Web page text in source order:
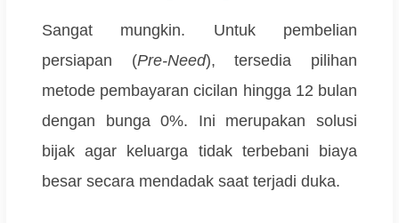
Sangat mungkin. Untuk pembelian
persiapan (Pre-Need), tersedia pilihan
metode pembayaran cicilan hingga 12 bulan
dengan bunga 0%. Ini merupakan solusi
bijak agar keluarga tidak terbebani biaya
besar secara mendadak saat terjadi duka.